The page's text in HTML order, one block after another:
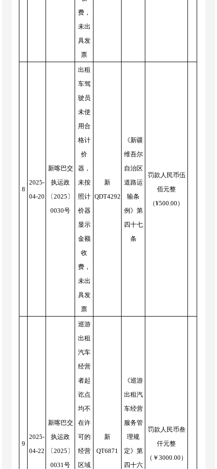
费，
未出
具发
票
8
2025-
04-20
新喀巴交
执运政
〔2025〕
0030号
出租
车驾
驶员
未使
用合
格计
价
器，
未按
照计
价器
显示
金额
收
费，
未出
具发
票
新
QDT4292
《新疆
维吾尔
自治区
道路运
输条
例》第
四十七
条
罚款人民币伍
佰元整
（¥500.00）
9
2025-
04-22
新喀巴交
执运政
〔2025〕
0031号
巡游
出租
汽车
经营
者起
讫点
均不
在许
可的
经营
区域
新
QT6871
《巡游
出租汽
车经营
服务管
理规
定》第
四十六
罚款人民币叁
仟元整
（￥3000.00）